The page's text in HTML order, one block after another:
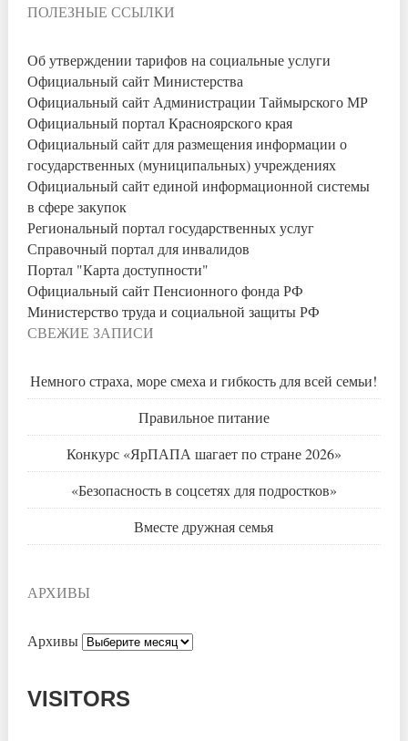
ПОЛЕЗНЫЕ ССЫЛКИ
Об утверждении тарифов на социальные услуги
Официальный сайт Министерства
Официальный сайт Администрации Таймырского МР
Официальный портал Красноярского края
Официальный сайт для размещения информации о
государственных (муниципальных) учреждениях
Официальный сайт единой информационной системы
в сфере закупок
Региональный портал государственных услуг
Справочный портал для инвалидов
Портал "Карта доступности"
Официальный сайт Пенсионного фонда РФ
Министерство труда и социальной защиты РФ
СВЕЖИЕ ЗАПИСИ
Немного страха, море смеха и гибкость для всей семьи!
Правильное питание
Конкурс «ЯрПАПА шагает по стране 2026»
«Безопасность в соцсетях для подростков»
Вместе дружная семья
АРХИВЫ
Архивы
VISITORS